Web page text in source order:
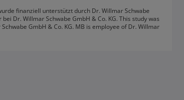
finanziell unterstützt durch Dr. Willmar Schwabe
Dr. Willmar Schwabe GmbH & Co. KG. This study was
GmbH & Co. KG. MB is employee of Dr. Willmar